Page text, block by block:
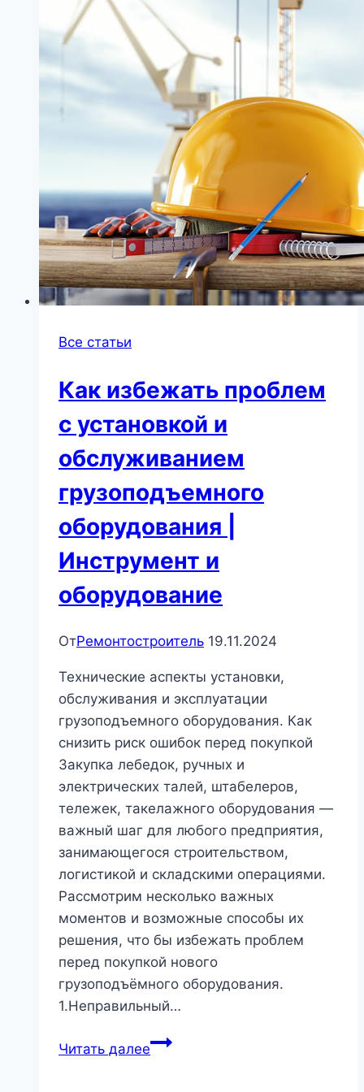
Все статьи
Как избежать проблем
с установкой и
обслуживанием
грузоподъемного
оборудования |
Инструмент и
оборудование
ОтРемонтостроитель 19.11.2024
Технические аспекты установки,
обслуживания и эксплуатации
грузоподъемного оборудования. Как
снизить риск ошибок перед покупкой
Закупка лебедок, ручных и
электрических талей, штабелеров,
тележек, такелажного оборудования —
важный шаг для любого предприятия,
занимающегося строительством,
логистикой и складскими операциями.
Рассмотрим несколько важных
моментов и возможные способы их
решения, что бы избежать проблем
перед покупкой нового
грузоподъёмного оборудования.
1.Неправильный…
Читать далееКак